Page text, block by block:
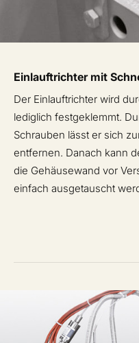
Einlauftrichter mit
Der Einlauftrichter wird
lediglich festgeklemmt.
Schrauben lässt er sich
entfernen. Danach kann
die Gehäusewand vor
einfach ausgetauscht